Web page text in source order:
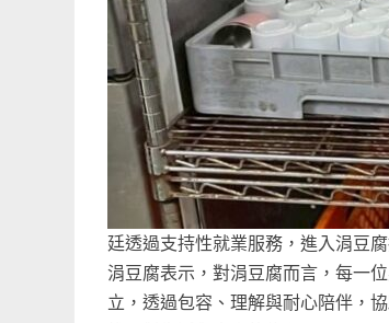
廷透過支持性就業服務，進入涓豆
涓豆腐表示，對涓豆腐而言，每一
立，透過包容、理解與耐心陪伴，